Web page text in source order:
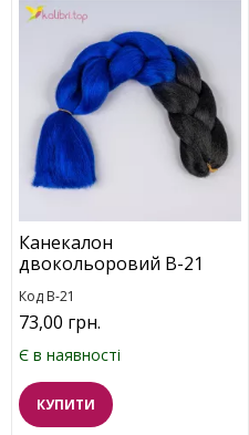
Канекалон
двокольоровий B-21
Код B-21
73,00 грн.
Є в наявності
КУПИТИ